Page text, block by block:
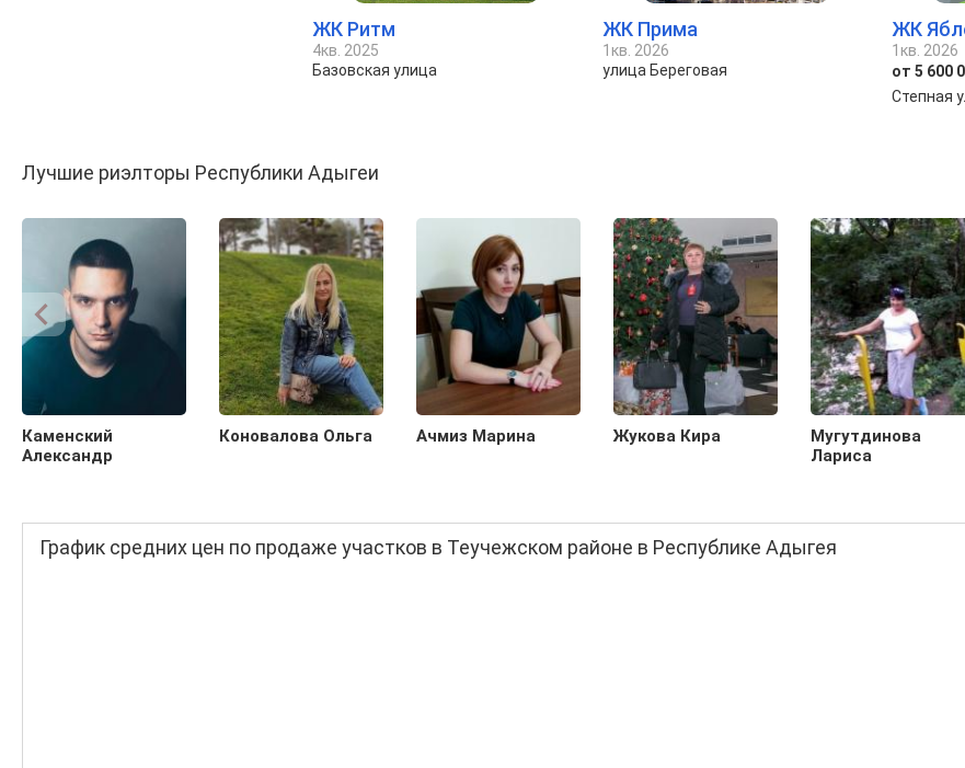
ЖК Ритм
4кв. 2025
Базовская улица
ЖК Прима
1кв. 2026
улица Береговая
ЖК
1кв. 2026
от 5 600
Степная
Лучшие риэлторы Республики Адыгеи
Каменский
Александр
Коновалова Ольга Ачмиз Марина Жукова Кира
Мугутдинова
Лариса
График средних цен по продаже участков в Теучежском районе в Республике Адыгея